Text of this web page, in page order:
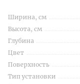
Ширина, см
Высота, см
Глубина
Цвет
Поверхность
Тип установки